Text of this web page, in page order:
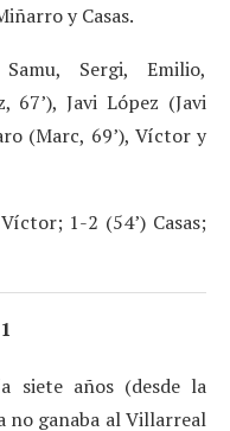
y Casas.
Sergi, Emilio,
67’), Javi López (Javi
(Marc, 69’), Víctor y
1-2 (54’) Casas;
siete años (desde la
no ganaba al Villarreal